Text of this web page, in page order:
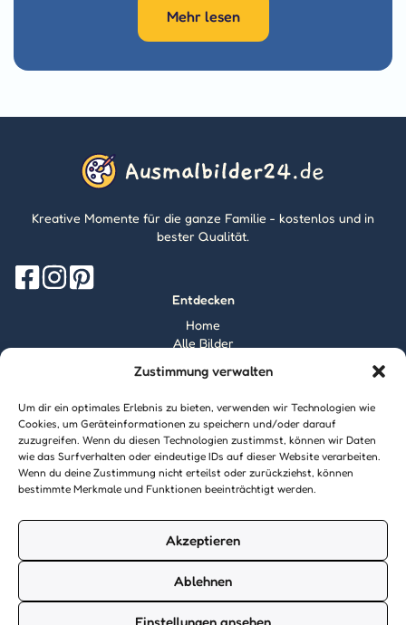
Zustimmung verwalten
Um dir ein optimales Erlebnis zu bieten, verwenden wir Technologien wie
Cookies, um Geräteinformationen zu speichern und/oder darauf
zuzugreifen. Wenn du diesen Technologien zustimmst, können wir Daten
wie das Surfverhalten oder eindeutige IDs auf dieser Website verarbeiten.
Wenn du deine Zustimmung nicht erteilst oder zurückziehst, können
bestimmte Merkmale und Funktionen beeinträchtigt werden.
Akzeptieren
Ablehnen
Einstellungen ansehen
Mehr lesen
Kreative Momente für die ganze Familie - kostenlos und in
bester Qualität.
Entdecken
Home
Alle Bilder
Information
Über mich
Kontakt
Inhaltsrichtlinien
Recht & Datenschutz
Impressum
AGB
Cookies
© 2026 Ausmalbilder24.de - Alle Rechte vorbehalten. Made with